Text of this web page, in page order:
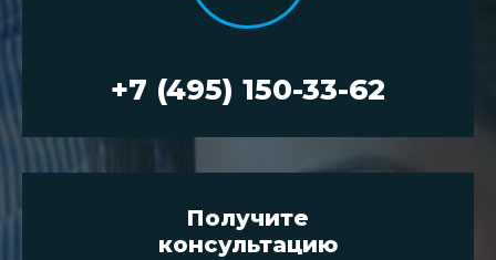
+7 (495) 150-33-62
Получите
консультацию